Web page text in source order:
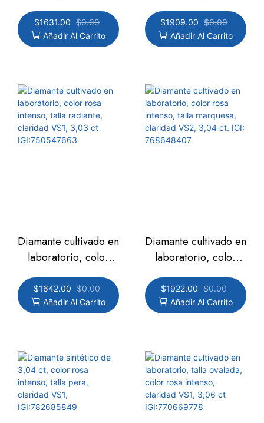
claridad VS2,
IGI:782685865
$1631.00 $0.00
Añadir Al Carrito
marquesa, claridad
VS1, 3,02 ct
$1909.00 $0.00
Añadir Al Carrito
Diamante cultivado en
laboratorio, color
radiante, claridad
VS1, 3,03 ct
$1642.00 $0.00
Añadir Al Carrito
Diamante cultivado en
laboratorio, color
marquesa, claridad
VS2, 3,04 ct. IGI:
$1922.00 $0.00
Añadir Al Carrito